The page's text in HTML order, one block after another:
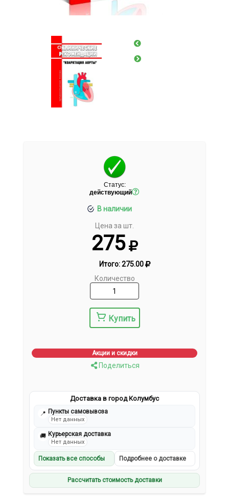
Статус:
действующий
В наличии
Цена за шт.
275
Итого:275.00
Количество
Купить
Акции и скидки
Поделиться
Доставка в город Колумбус
📍 Пункты самовывоза
Нет данных
🚚 Курьерская доставка
Нет данных
Показать все способы Подробнее о доставке
Рассчитать стоимость доставки